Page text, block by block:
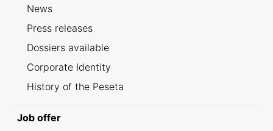
News
Press releases
Dossiers available
Corporate Identity
History of the Peseta
Job offer